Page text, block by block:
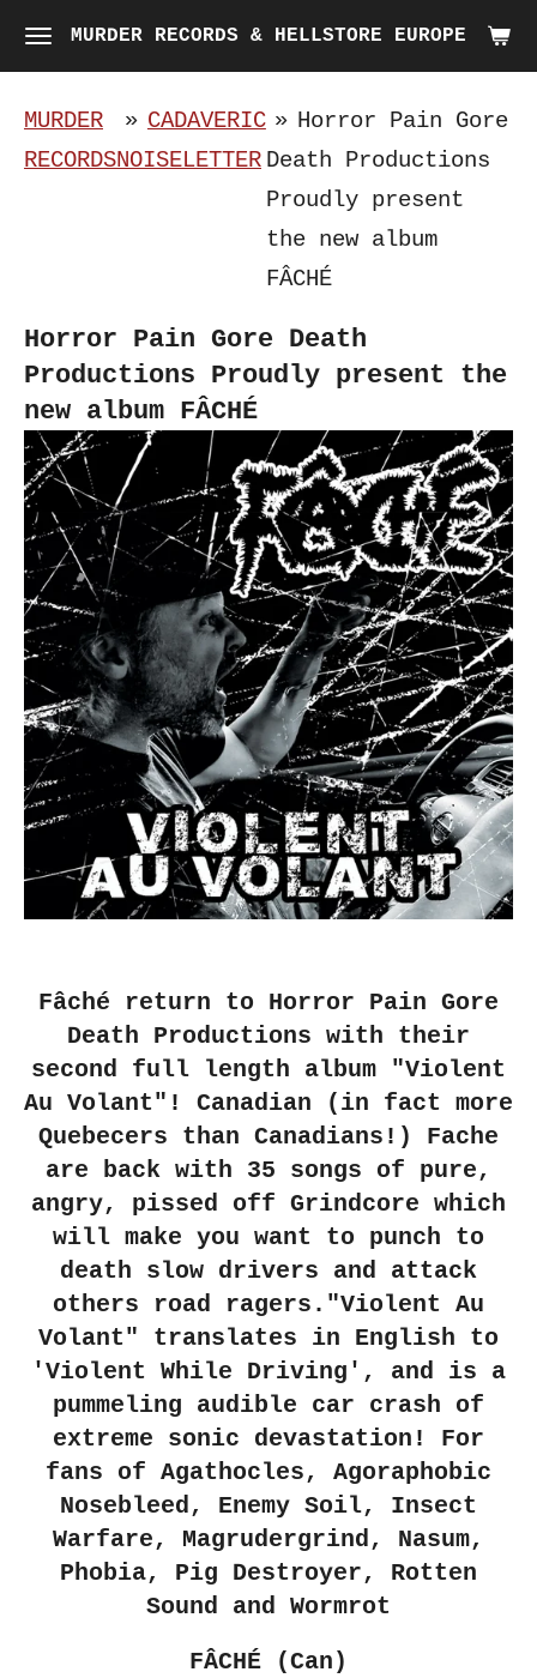
Skip
to
main
content
MURDER RECORDS & HELLSTORE EUROPE
MURDER
RECORDS
» CADAVERIC
NOISELETTER
» Horror Pain Gore
Death Productions
Proudly present
the new album
FÂCHÉ
Horror Pain Gore Death
Productions Proudly present the
new album FÂCHÉ
Fâché return to Horror Pain Gore
Death Productions with their
second full length album "Violent
Au Volant"! Canadian (in fact more
Quebecers than Canadians!) Fache
are back with 35 songs of pure,
angry, pissed off Grindcore which
will make you want to punch to
death slow drivers and attack
others road ragers."Violent Au
Volant" translates in English to
'Violent While Driving', and is a
pummeling audible car crash of
extreme sonic devastation! For
fans of Agathocles, Agoraphobic
Nosebleed, Enemy Soil, Insect
Warfare, Magrudergrind, Nasum,
Phobia, Pig Destroyer, Rotten
Sound and Wormrot
FÂCHÉ (Can)